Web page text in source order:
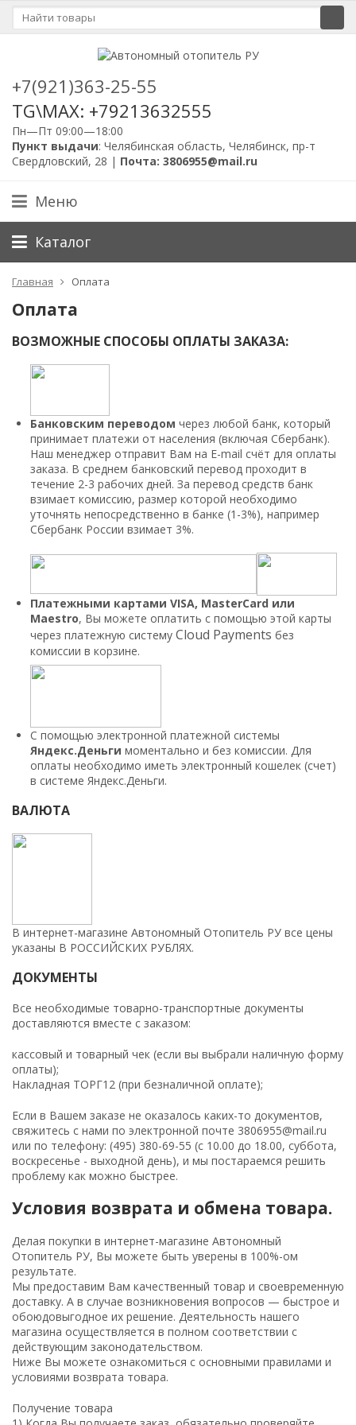
+7(921)363-25-55
TG\MAX: +79213632555
Пн—Пт 09:00—18:00
Пункт выдачи: Челябинская область, Челябинск, пр-т
Свердловский, 28 | Почта: 3806955@mail.ru
Меню
Каталог
Главная Оплата
Оплата
ВОЗМОЖНЫЕ СПОСОБЫ ОПЛАТЫ ЗАКАЗА:
Банковским переводом через любой банк, который
принимает платежи от населения (включая Сбербанк).
Наш менеджер отправит Вам на E-mail счёт для оплаты
заказа. В среднем банковский перевод проходит в
течение 2-3 рабочих дней. За перевод средств банк
взимает комиссию, размер которой необходимо
уточнять непосредственно в банке (1-3%), например
Сбербанк России взимает 3%.
Платежными картами VISA, MasterCard или
Maestro, Вы можете оплатить с помощью этой карты
через платежную систему Cloud Payments без
комиссии в корзине.
С помощью электронной платежной системы
Яндекс.Деньги моментально и без комиссии. Для
оплаты необходимо иметь электронный кошелек (счет)
в системе Яндекс.Деньги.
ВАЛЮТА
В интернет-магазине Автономный Отопитель РУ все цены
указаны В РОССИЙСКИХ РУБЛЯХ.
ДОКУМЕНТЫ
Все необходимые товарно-транспортные документы
доставляются вместе с заказом:
кассовый и товарный чек (если вы выбрали наличную форму
оплаты);
Накладная ТОРГ12 (при безналичной оплате);
Если в Вашем заказе не оказалось каких-то документов,
свяжитесь с нами по электронной почте 3806955@mail.ru
или по телефону: (495) 380-69-55 (с 10.00 до 18.00, суббота,
воскресенье - выходной день), и мы постараемся решить
проблему как можно быстрее.
Условия возврата и обмена товара.
Делая покупки в интернет-магазине Автономный
Отопитель РУ, Вы можете быть уверены в 100%-ом
результате.
Мы предоставим Вам качественный товар и своевременную
доставку. А в случае возникновения вопросов — быстрое и
обоюдовыгодное их решение. Деятельность нашего
магазина осуществляется в полном соответствии с
действующим законодательством.
Ниже Вы можете ознакомиться с основными правилами и
условиями возврата товара.
Получение товара